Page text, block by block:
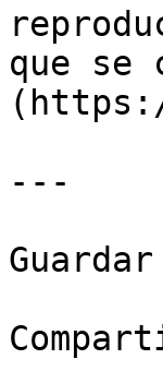
que
---
Guardar